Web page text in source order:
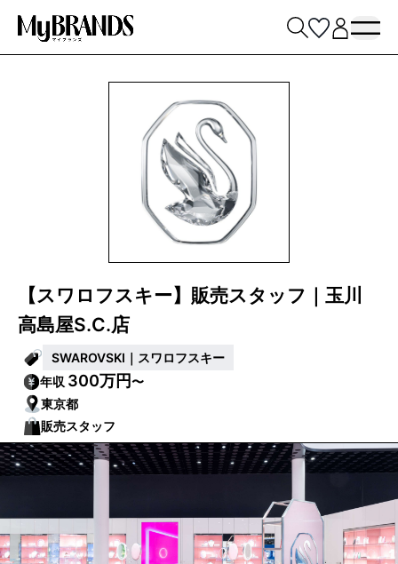
【スワロフスキー】販売スタッフ｜玉川
高島屋S.C.店
SWAROVSKI｜スワロフスキー
年収 300万円〜
東京都
販売スタッフ